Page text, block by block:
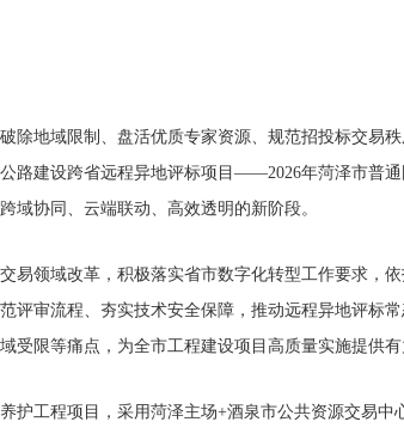
除地域限制、盘活优质专家资源、规范招投标交易
路建设跨省远程异地评标项目——2026年菏泽市普
域协同、云端联动、高效透明的新阶段。
易领域改革，积极落实省市数字化转型工作要求，
评审流程、夯实技术安全保障，推动远程异地评标
受限等痛点，为全市工程建设项目高质量实施提供有
护工程项目，采用菏泽主场+酒泉市公共资源交易